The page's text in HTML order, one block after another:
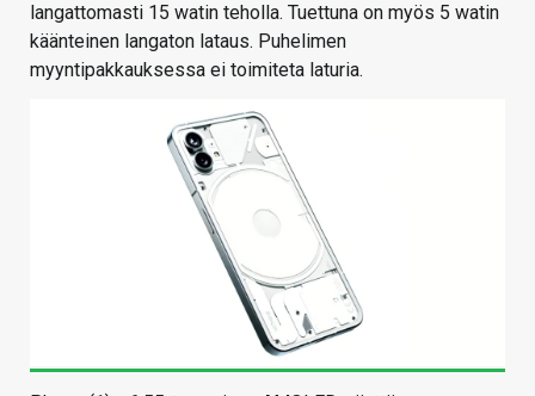
langattomasti 15 watin teholla. Tuettuna on myös 5 watin
käänteinen langaton lataus. Puhelimen
myyntipakkauksessa ei toimiteta laturia.